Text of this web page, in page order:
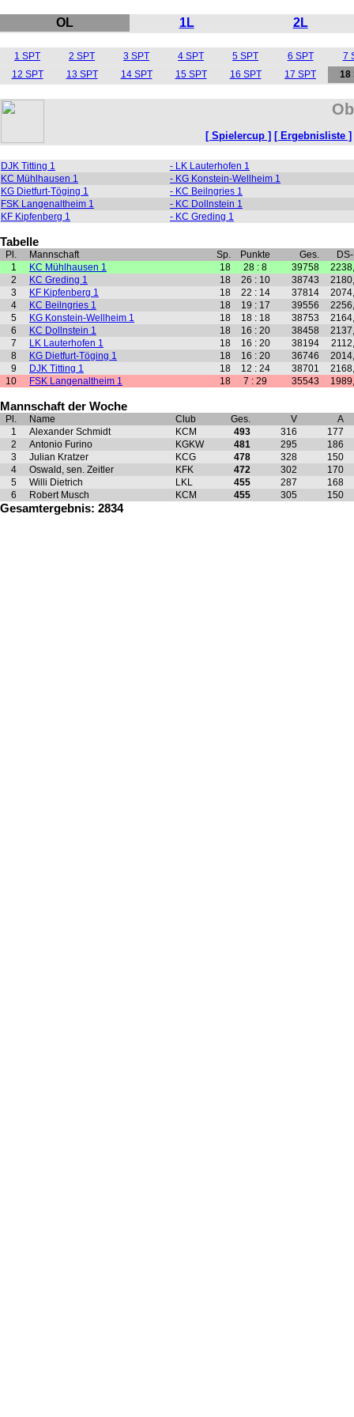
OL 1L 2L
1 SPT 2 SPT 3 SPT 4 SPT 5 SPT 6 SPT
7
12 SPT
13 SPT 14 SPT 15 SPT 16 SPT 17 SPT 18
[ Spielercup ] [ Ergebnisliste ]
DJK Titting 1
- LK Lauterhofen 1
KC Mühlhausen 1
- KG Konstein-Wellheim 1
KG Dietfurt-Töging 1
- KC Beilngries 1
FSK Langenaltheim 1
- KC Dollnstein 1
KF Kipfenberg 1
- KC Greding 1
Tabelle
Pl. Mannschaft Sp. Punkte Ges.
1
KC Mühlhausen 1 18 28 : 8 39758
2
KC Greding 1 18 26 : 10 38743
3
KF Kipfenberg 1 18 22 : 14 37814
4
KC Beilngries 1 18 19 : 17 39556
5
KG Konstein-Wellheim 1 18 18 : 18 38753
6
KC Dollnstein 1 18 16 : 20 38458
7
LK Lauterhofen 1 18 16 : 20 38194
8
KG Dietfurt-Töging 1 18 16 : 20 36746
9
DJK Titting 1 18 12 : 24 38701
10
FSK Langenaltheim 1 18 7 : 29 35543
Mannschaft der Woche
Pl. Name Club Ges. V
A
1
Alexander Schmidt KCM 493 316
177
2
Antonio Furino KGKW 481 295
186
3
Julian Kratzer KCG 478 328
150
4
Oswald, sen. Zeitler KFK 472 302
170
5
Willi Dietrich LKL 455 287
168
6
Robert Musch KCM 455 305 150
Gesamtergebnis: 2834